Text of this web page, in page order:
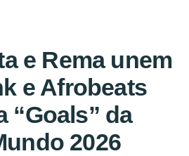
e Rema unem
e Afrobeats
“Goals” da
2026